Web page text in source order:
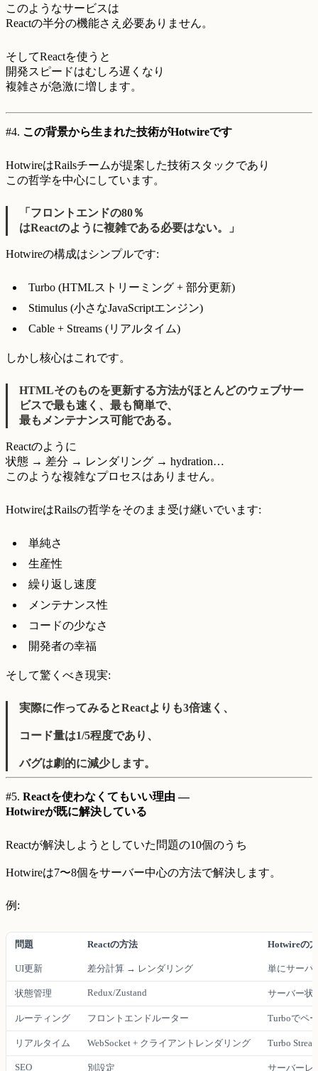
このようなサービスは
Reactの半分の機能さえ必要ありません。
そしてReactを使うと
開発スピードはむしろ遅くなり
複雑さが急激に増します。
#4. この背景から生まれた技術がHotwireです
HotwireはRailsチームが提案した技術スタックであり
この哲学を中心にしています。
「フロントエンドの80％
はReactのように複雑である必要はない。」
Hotwireの構成はシンプルです:
Turbo (HTMLストリーミング + 部分更新)
Stimulus (小さなJavaScriptエンジン)
Cable + Streams (リアルタイム)
しかし核心はこれです。
HTMLそのものを更新する方法がほとんどのウェブサー
ビスで最も速く、最も簡単で、
最もメンテナンス可能である。
Reactのように
状態 → 差分 → レンダリング → hydration…
このような複雑なプロセスはありません。
HotwireはRailsの哲学をそのまま受け継いでいます:
単純さ
生産性
繰り返し速度
メンテナンス性
コードの少なさ
開発者の幸福
そして驚くべき現実:
実際に作ってみるとReactよりも3倍速く、
コード量は1/5程度であり、
バグは劇的に減少します。
#5. Reactを使わなくてもいい理由 —
Hotwireが既に解決している
Reactが解決しようとしていた問題の10個のうち
Hotwireは7〜8個をサーバー中心の方法で解決します。
例:
問題 Reactの方法 Hotwireの
UI更新 差分計算 → レンダリング 単にサーバ
状態管理 Redux/Zustand サーバー状
ルーティング フロントエンドルーター Turboでペ
リアルタイム WebSocket + クライアントレンダリング Turbo
SEO 別設定 サーバーレ